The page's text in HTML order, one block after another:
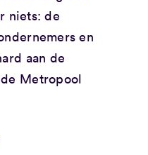
niets: de
en
aan de
Metropool